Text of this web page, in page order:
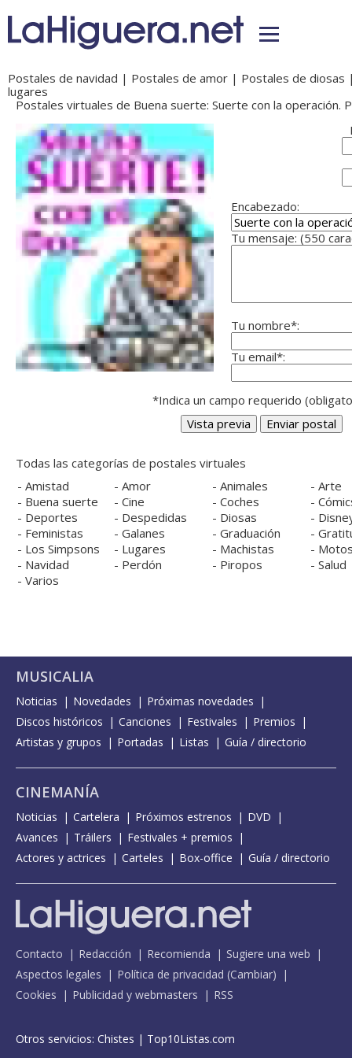
Postales de navidad | Postales de amor | Postales de diosas
lugares
Postales virtuales de Buena suerte: Suerte con la operación.
Encabezado:
Tu mensaje: (550
Tu nombre*:
Tu email*:
*Indica un campo requerido
Todas las categorías de postales virtuales
- Amistad - Amor - Animales - Arte
- Buena suerte - Cine - Coches -
- Deportes - Despedidas - Diosas -
- Feministas - Galanes - Graduación -
- Los Simpsons - Lugares - Machistas -
- Navidad - Perdón - Piropos - Salud
- Varios
MUSICALIA
Noticias Novedades
Próximas novedades
Discos históricos
Canciones Festivales
Premios
Artistas y grupos
Portadas Listas Guía / directorio
CINEMANÍA
Noticias Cartelera Próximos estrenos
DVD
Avances
Tráilers
Festivales + premios
Actores y actrices
Carteles Box-office Guía / directorio
Contacto Redacción Recomienda
Sugiere una web
Aspectos legales
Política de privacidad (Cambiar)
Cookies
Publicidad y webmasters RSS
Otros servicios: Chistes | Top10Listas.com